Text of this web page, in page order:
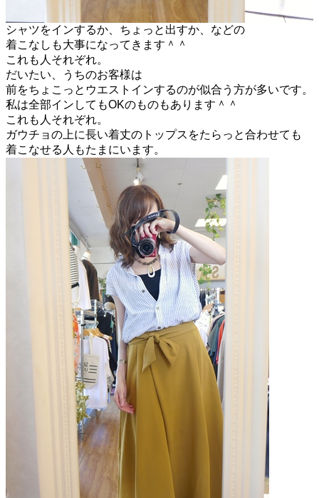
シャツをインするか、ちょっと出すか、などの
着こなしも大事になってきます＾＾
これも人それぞれ。
だいたい、うちのお客様は
前をちょこっとウエストインするのが似合う方が多いです。
私は全部インしてもOKのものもあります＾＾
これも人それぞれ。
ガウチョの上に長い着丈のトップスをたらっと合わせても
着こなせる人もたまにいます。